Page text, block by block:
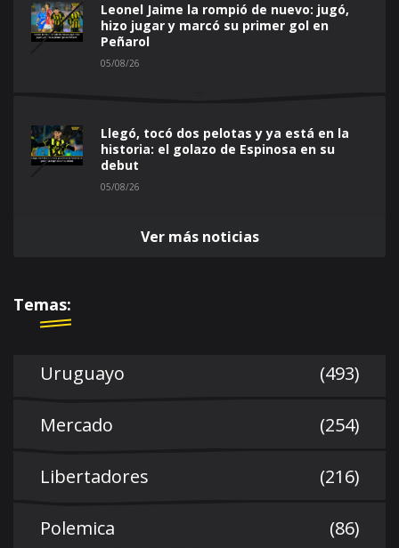
Leonel Jaime la rompió de nuevo: jugó,
hizo jugar y marcó su primer gol en
Peñarol
05/08/26
Llegó, tocó dos pelotas y ya está en la
historia: el golazo de Espinosa en su
debut
05/08/26
Ver más noticias
Temas:
Uruguayo (493)
Mercado (254)
Libertadores (216)
Polemica (86)